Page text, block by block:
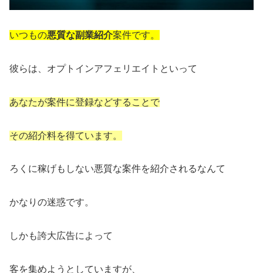
いつもの悪質な副業紹介案件です。
彼らは、オプトインアフェリエイトといって
あなたが案件に登録などすることで
その紹介料を得ています。
ろくに稼げもしない悪質な案件を紹介されるなんて
かなりの迷惑です。
しかも誇大広告によって
客を集めようとしていますが、